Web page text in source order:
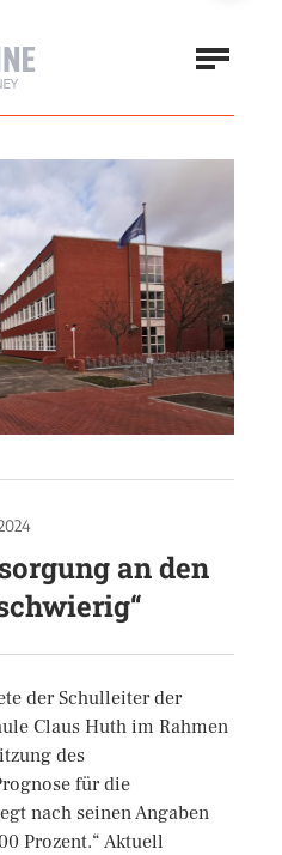
an den
der Schulleiter der
Claus Huth im Rahmen
des
für die
nach seinen Angaben
Prozent.“ Aktuell